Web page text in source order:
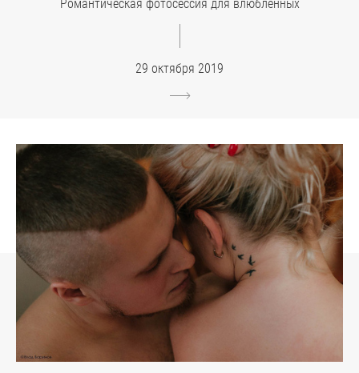
Романтическая фотосессия для влюбленных
29 октября 2019